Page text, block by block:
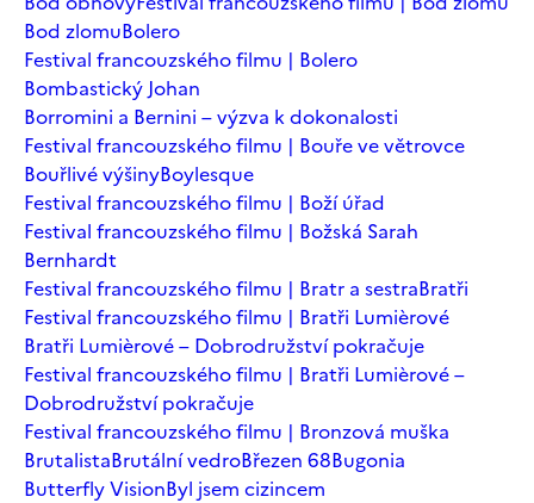
Bod zlomuBolero
Festival francouzského filmu | Bolero
Bombastický Johan
Borromini a Bernini – výzva k dokonalosti
Festival francouzského filmu | Bouře ve větrovce
Bouřlivé výšinyBoylesque
Festival francouzského filmu | Boží úřad
Festival francouzského filmu | Božská Sarah
Bernhardt
Festival francouzského filmu | Bratr a sestraBratři
Festival francouzského filmu | Bratři Lumièrové
Bratři Lumièrové – Dobrodružství pokračuje
Festival francouzského filmu | Bratři Lumièrové –
Dobrodružství pokračuje
Festival francouzského filmu | Bronzová muška
BrutalistaBrutální vedroBřezen 68Bugonia
Butterfly VisionByl jsem cizincem